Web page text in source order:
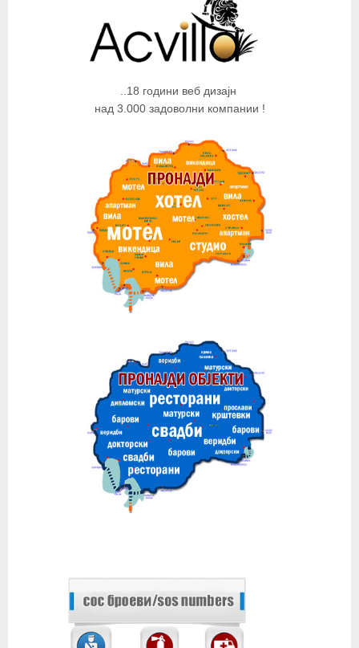
..18 години веб дизајн
над 3.000 задоволни компании !